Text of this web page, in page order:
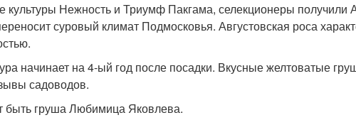
культуры Нежность и Триумф Пакгама, селекционеры получили
суровый климат Подмосковья. Августовская роса
начинает на 4-ый год после посадки. Вкусные желтоватые
садоводов.
груша Любимица Яковлева.